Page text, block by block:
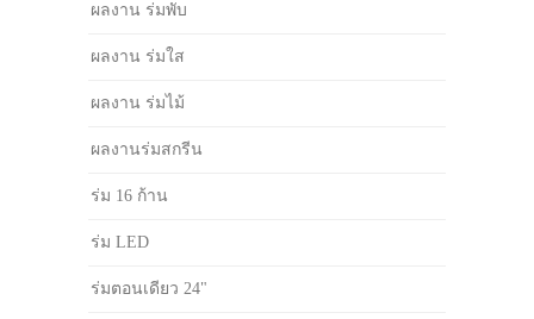
ผลงาน ร่มพับ
ผลงาน ร่มใส
ผลงาน ร่มไม้
ผลงานร่มสกรีน
ร่ม 16 ก้าน
ร่ม LED
ร่มตอนเดียว 24"